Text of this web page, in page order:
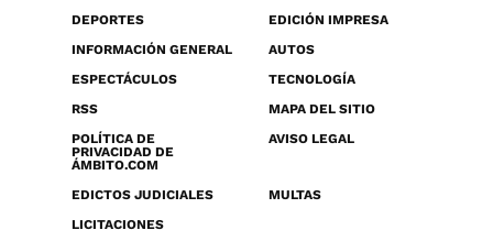
DEPORTES
EDICIÓN IMPRESA
INFORMACIÓN GENERAL
AUTOS
ESPECTÁCULOS
TECNOLOGÍA
RSS
MAPA DEL SITIO
POLÍTICA DE
PRIVACIDAD DE
ÁMBITO.COM
AVISO LEGAL
EDICTOS JUDICIALES
MULTAS
LICITACIONES